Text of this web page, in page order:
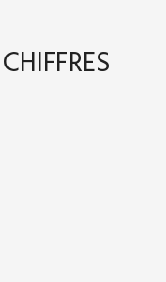
CHIFFRES